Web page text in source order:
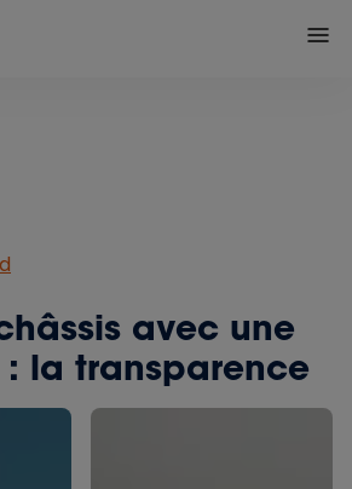
avec une
: la transparence